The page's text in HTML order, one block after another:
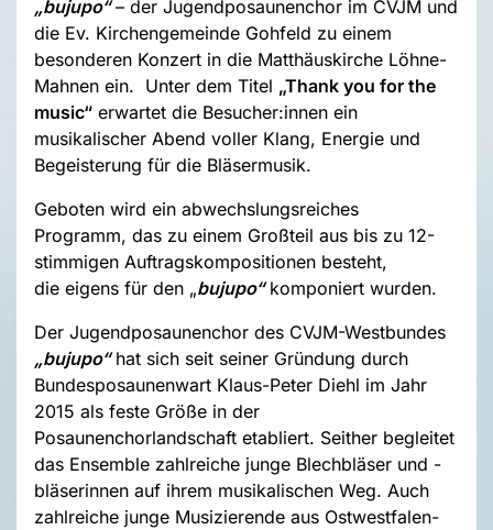
„bujupo“– der Jugendposaunenchor im CVJM und
die Ev. Kirchengemeinde Gohfeld zu einem
besonderen Konzert in die Matthäuskirche Löhne-
Mahnen ein. Unter dem Titel „Thank you for the
music“ erwartet die Besucher:innen ein
musikalischer Abend voller Klang, Energie und
Begeisterung für die Bläsermusik.
Geboten wird ein abwechslungsreiches
Programm, das zu einem Großteil aus bis zu 12-
stimmigen Auftragskompositionen besteht,
die eigens für den „bujupo“komponiert wurden.
Der Jugendposaunenchor des CVJM-Westbundes
„bujupo“hat sich seit seiner Gründung durch
Bundesposaunenwart Klaus-Peter Diehl im Jahr
2015 als feste Größe in der
Posaunenchorlandschaft etabliert. Seither begleitet
das Ensemble zahlreiche junge Blechbläser und -
bläserinnen auf ihrem musikalischen Weg. Auch
zahlreiche junge Musizierende aus Ostwestfalen-